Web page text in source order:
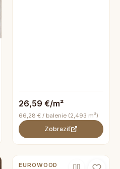
26,59 €/m²
66,28 € / balenie (2,493 m²)
Zobraziť
EUROWOOD